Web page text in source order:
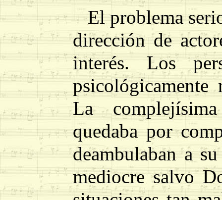
El problema
dirección de
interés. Los
psicológicamente
La
quedaba por
deambulaban a
mediocre salvo